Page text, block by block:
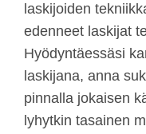
laskijoiden
edenneet laskijat
Hyödyntäessäsi
laskijana, anna
pinnalla jokaisen
lyhytkin tasainen